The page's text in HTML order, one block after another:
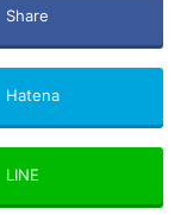
Share
Hatena
LINE